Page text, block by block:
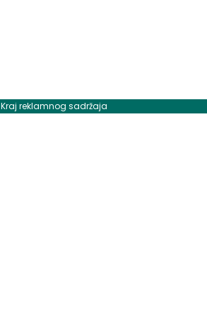
Kraj reklamnog sadržaja